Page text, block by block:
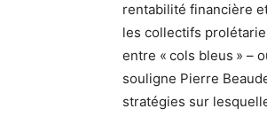
rentabilité financière
les collectifs
entre « cols bleus » –
souligne Pierre
stratégies sur